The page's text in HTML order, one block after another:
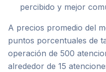
percibido y mejor
A precios promedio del
puntos porcentuales de
operación de 500
alrededor de 15